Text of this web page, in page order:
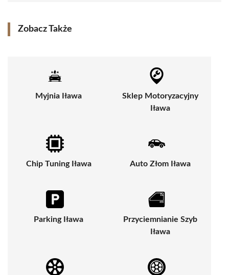
Zobacz Także
Myjnia Iława
Sklep Motoryzacyjny
Iława
Chip Tuning Iława Auto Złom Iława
Parking Iława
Przyciemnianie Szyb
Iława